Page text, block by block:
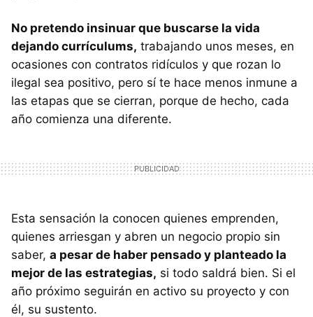
No pretendo insinuar que buscarse la vida
dejando currículums, trabajando unos meses, en
ocasiones con contratos ridículos y que rozan lo
ilegal sea positivo, pero sí te hace menos inmune a
las etapas que se cierran, porque de hecho, cada
año comienza una diferente.
Esta sensación la conocen quienes emprenden,
quienes arriesgan y abren un negocio propio sin
saber, a pesar de haber pensado y planteado la
mejor de las estrategias, si todo saldrá bien. Si el
año próximo seguirán en activo su proyecto y con
él, su sustento.